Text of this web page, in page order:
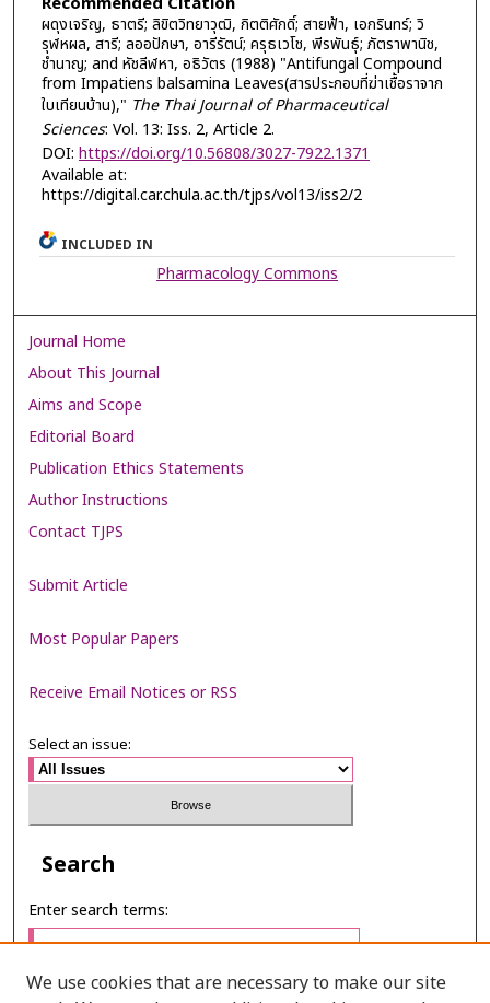
ผดุงเจริญ, ธาตรี; ลิขิตวิทยาวุฒิ, กิตติศักดิ์; สายฟ้า, เอกรินทร์; วิ
รุฬหผล, สารี; ลออปักษา, อารีรัตน์; ครุธเวโช, พีรพันธุ์; ภัตราพานิช,
ชำนาญ; and หัชลีฬหา, อธิวัตร (1988) "Antifungal Compound
from Impatiens balsamina Leaves(สารประกอบที่ฆ่าเชื้อราจาก
ใบเทียนบ้าน)," The Thai Journal of Pharmaceutical
Sciences: Vol. 13: Iss. 2, Article 2.
DOI: https://doi.org/10.56808/3027-7922.1371
Available at:
https://digital.car.chula.ac.th/tjps/vol13/iss2/2
INCLUDED IN
Pharmacology Commons
Journal Home
About This Journal
Aims and Scope
Editorial Board
Publication Ethics Statements
Author Instructions
Contact TJPS
Submit Article
Most Popular Papers
Receive Email Notices or RSS
Select an issue:
Search
Enter search terms:
We use cookies that are necessary to make our site